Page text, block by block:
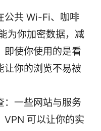
公共 Wi-Fi、咖啡
为你加密数据，减
即使你使用的是看
让你的浏览不易被
：一些网站与服务
VPN 可以让你的实